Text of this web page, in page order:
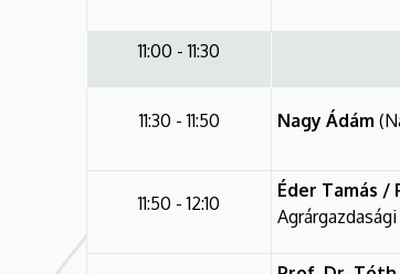
11:00 - 11:30
11:30 - 11:50 Nagy Ádám
11:50 - 12:10
Éder Tamás /